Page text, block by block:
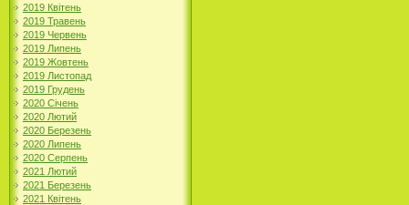
2019 Квітень
2019 Травень
2019 Червень
2019 Липень
2019 Жовтень
2019 Листопад
2019 Грудень
2020 Січень
2020 Лютий
2020 Березень
2020 Липень
2020 Серпень
2021 Лютий
2021 Березень
2021 Квітень